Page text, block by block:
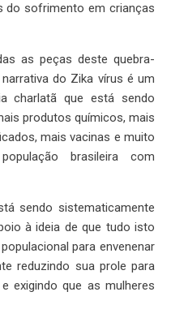
do sofrimento em crianças
as peças deste quebra-
do Zika vírus é um
charlatã que está sendo
produtos químicos, mais
mais vacinas e muito
brasileira com
sendo sistematicamente
à ideia de que tudo isto
para envenenar
reduzindo sua prole para
exigindo que as mulheres